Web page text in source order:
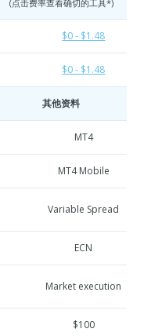
(点击费率查看确切的工具*)
$0 - $1.48
$0 - $1.48
其他资料
MT4
MT4 Mobile
Variable Spread
ECN
Market execution
$100